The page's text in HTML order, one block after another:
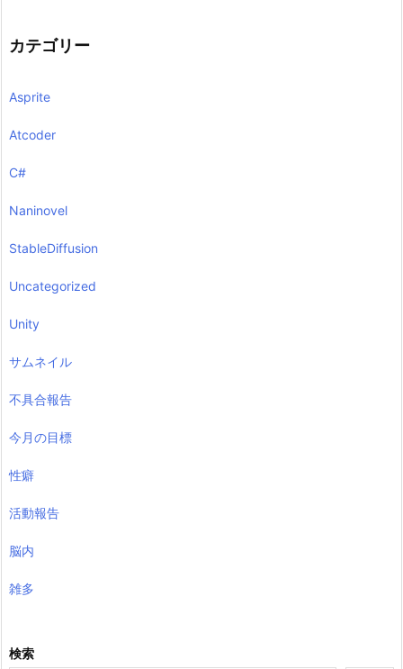
カテゴリー
Asprite
Atcoder
C#
Naninovel
StableDiffusion
Uncategorized
Unity
サムネイル
不具合報告
今月の目標
性癖
活動報告
脳内
雑多
検索